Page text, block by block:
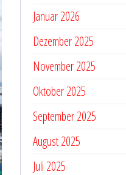
Januar 2026
Dezember 2025
November 2025
Oktober 2025
September 2025
August 2025
Juli 2025